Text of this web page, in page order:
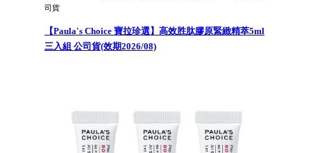
司貨
【Paula's Choice 寶拉珍選】高效胜肽膠原緊緻精萃5ml
三入組 公司貨(效期2026/08)